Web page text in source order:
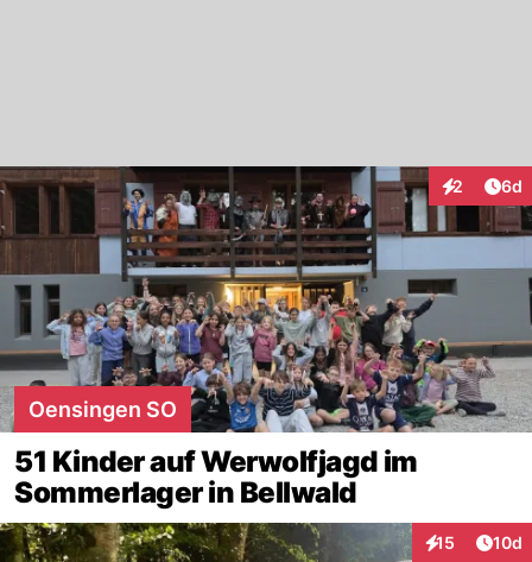
2 6d
Oensingen SO
51 Kinder auf Werwolfjagd im
Sommerlager in Bellwald
15
Interaktionen
10d